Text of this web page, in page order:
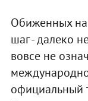
Обиженных
шаг - далеко
вовсе не
официальный